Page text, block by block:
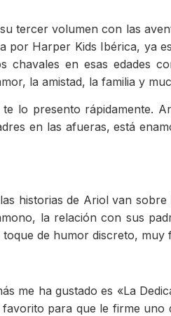
tercer volumen con las
por Harper Kids Ibérica, ya
chavales en esas edades
la amistad, la familia y
lo presento rápidamente.
en las afueras, está
historias de Ariol van
la relación con sus
de humor discreto, muy
me ha gustado es «La
para que le firme uno